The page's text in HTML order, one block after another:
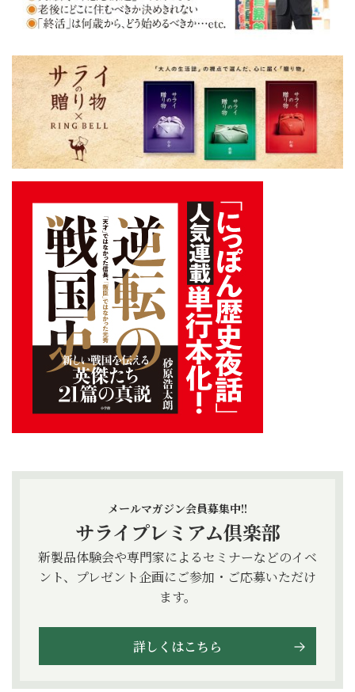
メールマガジン会員募集中!!
サライプレミアム倶楽部
新製品体験会や専門家によるセミナーなどのイベ
ント、プレゼント企画にご参加・ご応募いただけ
ます。
詳しくはこちら